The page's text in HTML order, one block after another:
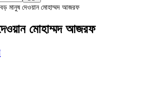
মানুষ দেওয়ান মোহাম্মদ আজরফ
মোহাম্মদ আজরফ